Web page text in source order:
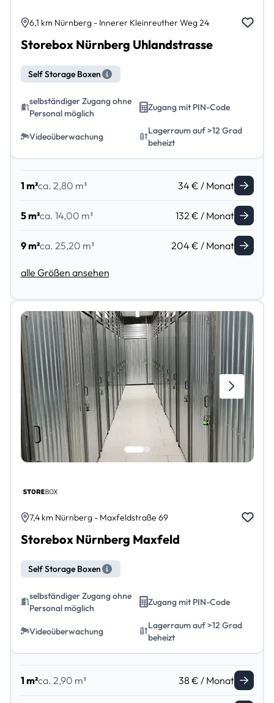
6,1 km Nürnberg - Innerer Kleinreuther Weg 24
Storebox Nürnberg Uhlandstrasse
Self Storage Boxen
selbständiger Zugang ohne
Personal möglich
Zugang mit PIN-Code
Videoüberwachung
Lagerraum auf >12 Grad
beheizt
1 m²ca. 2,80 m³ 34 € / Monat
5 m²ca. 14,00 m³ 132 € / Monat
9 m²ca. 25,20 m³ 204 € / Monat
alle Größen ansehen
7,4 km Nürnberg - Maxfeldstraße 69
Storebox Nürnberg Maxfeld
Self Storage Boxen
selbständiger Zugang ohne
Personal möglich
Zugang mit PIN-Code
Videoüberwachung
Lagerraum auf >12 Grad
beheizt
1 m²ca. 2,90 m³ 38 € / Monat